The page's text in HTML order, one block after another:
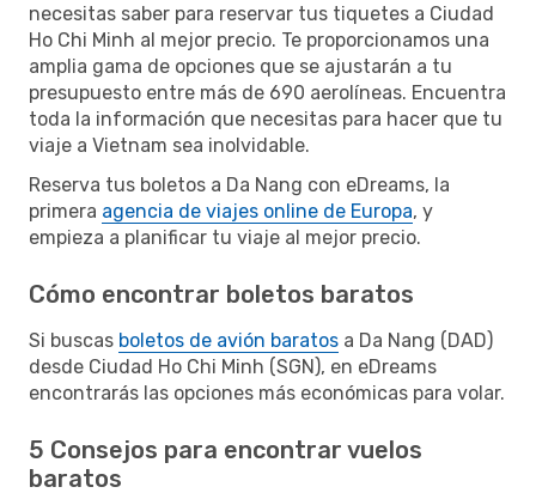
necesitas saber para reservar tus tiquetes a Ciudad
Ho Chi Minh al mejor precio. Te proporcionamos una
amplia gama de opciones que se ajustarán a tu
presupuesto entre más de 690 aerolíneas. Encuentra
toda la información que necesitas para hacer que tu
viaje a Vietnam sea inolvidable.
Reserva tus boletos a Da Nang con eDreams, la
primera agencia de viajes online de Europa, y
empieza a planificar tu viaje al mejor precio.
Cómo encontrar boletos baratos
Si buscas boletos de avión baratos a Da Nang (DAD)
desde Ciudad Ho Chi Minh (SGN), en eDreams
encontrarás las opciones más económicas para volar.
5 Consejos para encontrar vuelos
baratos